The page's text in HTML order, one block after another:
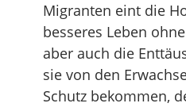
Migranten eint die
besseres Leben
aber auch die
sie von den
Schutz bekommen,